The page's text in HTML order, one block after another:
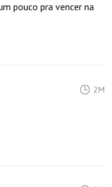
pouco pra vencer na
2M